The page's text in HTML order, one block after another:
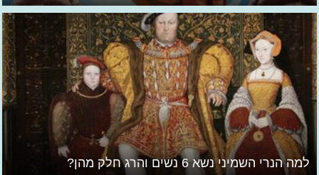
למה הנרי השמיני נשא 6 נשים והרג חלק מהן?